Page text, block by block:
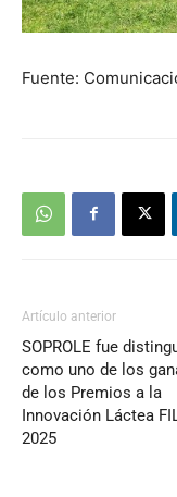
Fuente:
Artículo anterior
SOPROLE fue
como uno de los
de los Premios a la
Innovación Láctea
2025